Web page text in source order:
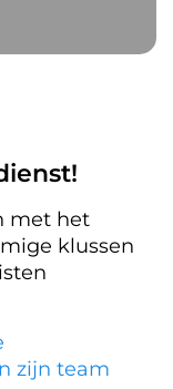
met het
klussen
zijn team